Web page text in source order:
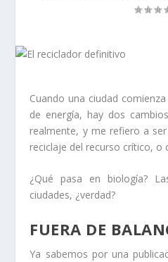
Cuando una ciudad
de energía, hay dos
realmente, y me refiero a
reciclaje del recurso crítico, o
¿Qué pasa en biología?
ciudades, ¿verdad?
FUERA DE
Ya sabemos por una